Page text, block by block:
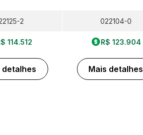
2
114.512
detalhes
022104-0
R$ 123.904
Mais detalhes